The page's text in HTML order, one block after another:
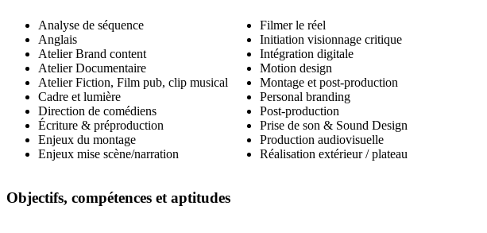
Analyse de séquence
Anglais
Atelier Brand content
Atelier Documentaire
Atelier Fiction, Film pub, clip musical
Cadre et lumière
Direction de comédiens
Écriture & préproduction
Enjeux du montage
Enjeux mise scène/narration
Filmer le réel
Initiation visionnage critique
Intégration digitale
Motion design
Montage et post-production
Personal branding
Post-production
Prise de son & Sound Design
Production audiovisuelle
Réalisation extérieur / plateau
Objectifs, compétences et aptitudes